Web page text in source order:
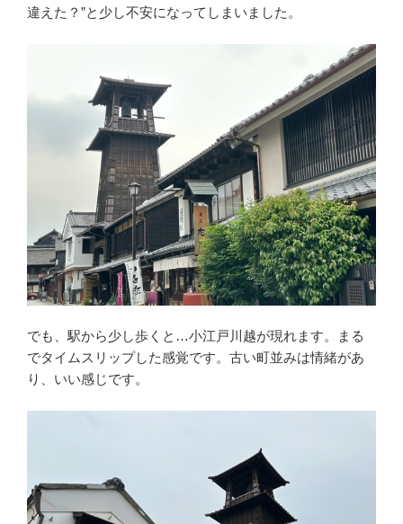
違えた？”と少し不安になってしまいました。
でも、駅から少し歩くと…小江戸川越が現れます。まる
でタイムスリップした感覚です。古い町並みは情緒があ
り、いい感じです。